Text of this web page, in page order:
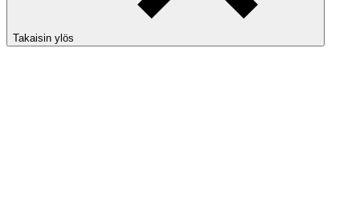
Takaisin ylös